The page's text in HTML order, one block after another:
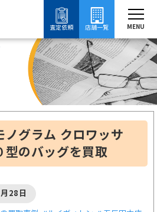
査定依頼
店舗一覧 MENU
ルイヴィトン買取 ルイヴィトンの買取事例
ノグラム クロワッサ
型のバッグを買取
28日